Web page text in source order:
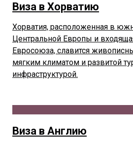
Виза в Хорватию
Хорватия, расположенная в
Центральной Европы и
Евросоюза, славится
мягким климатом и развитой
инфраструктурой.
Виза в Англию